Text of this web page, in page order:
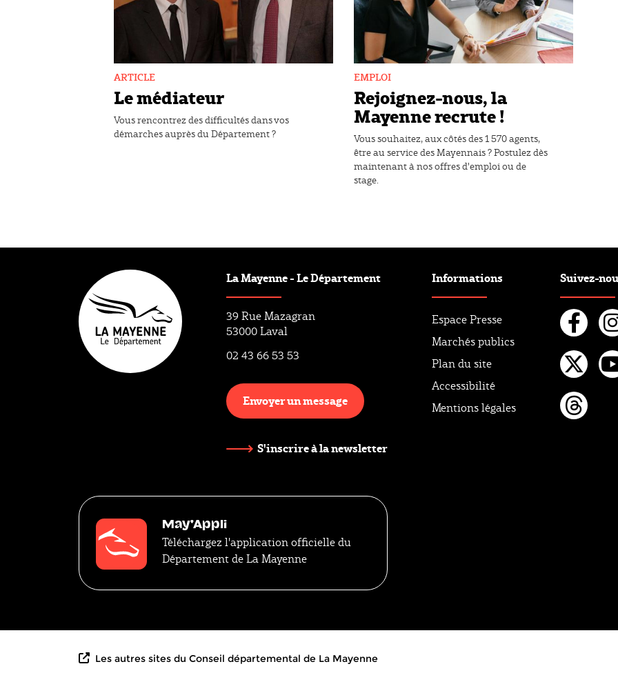
Le médiateur
ARTICLE
Vous rencontrez des difficultés dans vos
démarches auprès du Département ?
Rejoignez-nous, la
Mayenne recrute !
EMPLOI
Vous souhaitez, aux côtés des 1 570 agents,
être au service des Mayennais ? Postulez dès
maintenant à nos offres d'emploi ou de
stage.
La Mayenne - Le Département
39 Rue Mazagran
53000 Laval
02 43 66 53 53
Envoyer un message
S'inscrire à la newsletter
Informations
Espace Presse
Marchés publics
Plan du site
Accessibilité
Mentions légales
Suivez-
May'Appli
Téléchargez l'application officielle du
Département de La Mayenne
Les autres sites du Conseil départemental de La Mayenne